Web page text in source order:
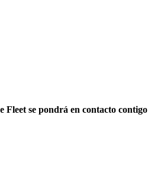
Fleet se pondrá en contacto contigo